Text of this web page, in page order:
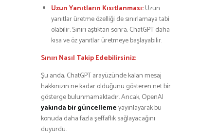
Uzun Yanıtların Kısıtlanması:Uzun
yanıtlar üretme özelliği de sınırlamaya tabi
olabilir. Sınırı aştıktan sonra, ChatGPT daha
kısa ve öz yanıtlar üretmeye başlayabilir.
Sınırı Nasıl Takip Edebilirsiniz:
Şu anda, ChatGPT arayüzünde kalan mesaj
hakkınızın ne kadar olduğunu gösteren net bir
gösterge bulunmamaktadır. Ancak, OpenAI
yakında bir güncellemeyayınlayarak bu
konuda daha fazla şeffaflık sağlayacağını
duyurdu.